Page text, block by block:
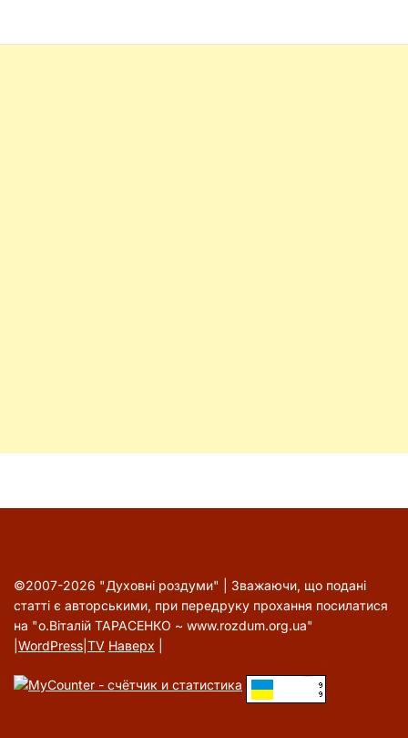
©2007-2026 "Духовні роздуми" | Зважаючи, що подані
статті є авторськими, при передруку прохання посилатися
на "о.Віталій ТАРАСЕНКО ~ www.rozdum.org.ua"
WordPress TV Наверх